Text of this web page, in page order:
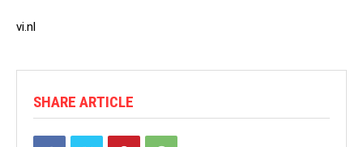
vi.nl
SHARE ARTICLE